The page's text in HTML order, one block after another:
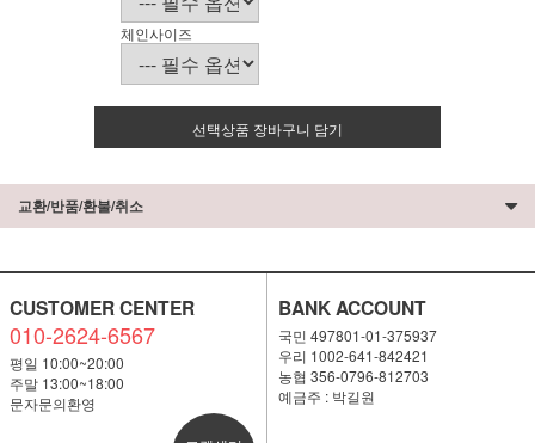
체인사이즈
선택상품 장바구니 담기
교환/반품/환불/취소
CUSTOMER CENTER
010-2624-6567
평일 10:00~20:00
주말 13:00~18:00
문자문의환영
BANK ACCOUNT
국민 497801-01-375937
우리 1002-641-842421
농협 356-0796-812703
예금주 : 박길원